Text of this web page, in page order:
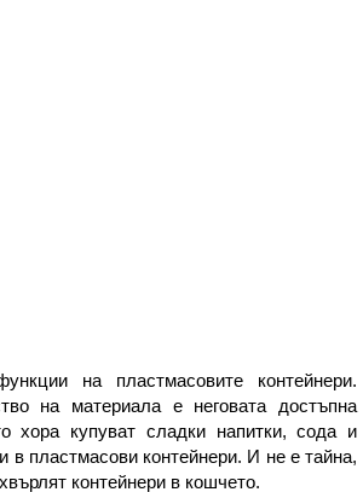
на пластмасовите контейнери.
на материала е неговата достъпна
хора купуват сладки напитки, сода и
в пластмасови контейнери. И не е тайна,
контейнери в кошчето.